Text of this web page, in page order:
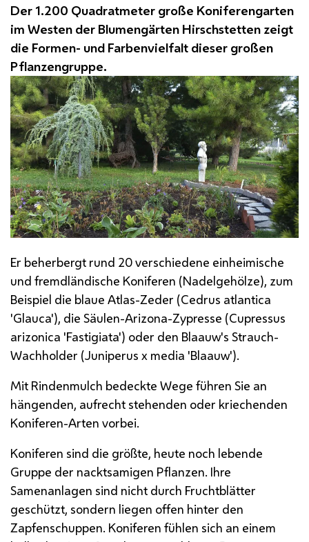
Der 1.200 Quadratmeter große Koniferengarten
im Westen der Blumengärten Hirschstetten zeigt
die Formen- und Farbenvielfalt dieser großen
Pflanzengruppe.
Er beherbergt rund 20 verschiedene einheimische
und fremdländische Koniferen (Nadelgehölze), zum
Beispiel die blaue Atlas-Zeder (Cedrus atlantica
'Glauca'), die Säulen-Arizona-Zypresse (Cupressus
arizonica 'Fastigiata') oder den Blaauw's Strauch-
Wachholder (Juniperus x media 'Blaauw').
Mit Rindenmulch bedeckte Wege führen Sie an
hängenden, aufrecht stehenden oder kriechenden
Koniferen-Arten vorbei.
Koniferen sind die größte, heute noch lebende
Gruppe der nacktsamigen Pflanzen. Ihre
Samenanlagen sind nicht durch Fruchtblätter
geschützt, sondern liegen offen hinter den
Zapfenschuppen. Koniferen fühlen sich an einem